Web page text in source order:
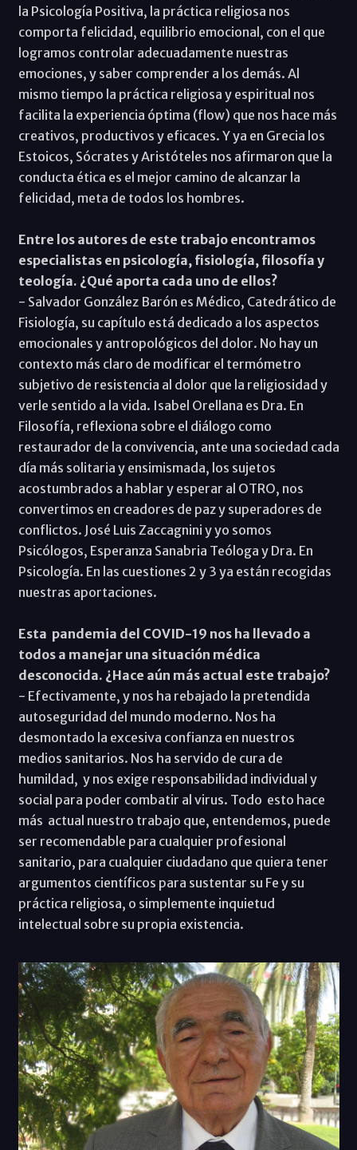
la Psicología Positiva, la práctica religiosa nos
comporta felicidad, equilibrio emocional, con el que
logramos controlar adecuadamente nuestras
emociones, y saber comprender a los demás. Al
mismo tiempo la práctica religiosa y espiritual nos
facilita la experiencia óptima (flow) que nos hace más
creativos, productivos y eficaces. Y ya en Grecia los
Estoicos, Sócrates y Aristóteles nos afirmaron que la
conducta ética es el mejor camino de alcanzar la
felicidad, meta de todos los hombres.
Entre los autores de este trabajo encontramos
especialistas en psicología, fisiología, filosofía y
teología. ¿Qué aporta cada uno de ellos?
- Salvador González Barón es Médico, Catedrático de
Fisiología, su capítulo está dedicado a los aspectos
emocionales y antropológicos del dolor. No hay un
contexto más claro de modificar el termómetro
subjetivo de resistencia al dolor que la religiosidad y
verle sentido a la vida. Isabel Orellana es Dra. En
Filosofía, reflexiona sobre el diálogo como
restaurador de la convivencia, ante una sociedad cada
día más solitaria y ensimismada, los sujetos
acostumbrados a hablar y esperar al OTRO, nos
convertimos en creadores de paz y superadores de
conflictos. José Luis Zaccagnini y yo somos
Psicólogos, Esperanza Sanabria Teóloga y Dra. En
Psicología. En las cuestiones 2 y 3 ya están recogidas
nuestras aportaciones.
Esta pandemia del COVID-19 nos ha llevado a
todos a manejar una situación médica
desconocida. ¿Hace aún más actual este trabajo?
- Efectivamente, y nos ha rebajado la pretendida
autoseguridad del mundo moderno. Nos ha
desmontado la excesiva confianza en nuestros
medios sanitarios. Nos ha servido de cura de
humildad, y nos exige responsabilidad individual y
social para poder combatir al virus. Todo esto hace
más actual nuestro trabajo que, entendemos, puede
ser recomendable para cualquier profesional
sanitario, para cualquier ciudadano que quiera tener
argumentos científicos para sustentar su Fe y su
práctica religiosa, o simplemente inquietud
intelectual sobre su propia existencia.